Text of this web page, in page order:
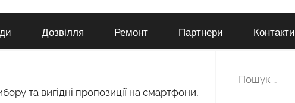
Дозвілля Ремонт Партнери Контакти
та вигідні пропозиції на смартфони,
Пошук: